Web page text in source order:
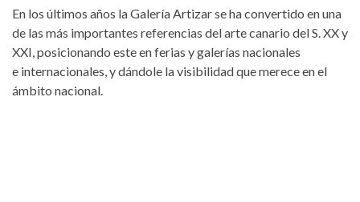
En los últimos años la Galería Artizar se ha convertido en una
de las más importantes referencias del arte canario del S. XX y
XXI, posicionando este en ferias y galerías nacionales
e internacionales, y dándole la visibilidad que merece en el
ámbito nacional.